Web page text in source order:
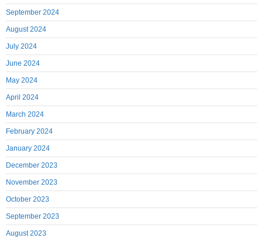
September 2024
August 2024
July 2024
June 2024
May 2024
April 2024
March 2024
February 2024
January 2024
December 2023
November 2023
October 2023
September 2023
August 2023